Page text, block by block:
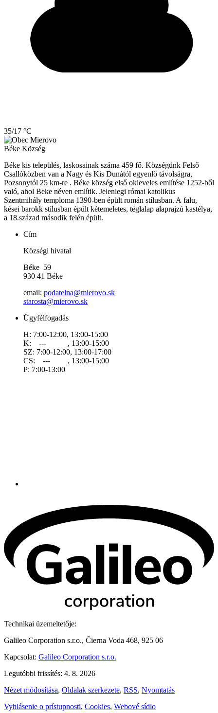
35/17 °C
Béke Község
Béke kis település, laskosainak száma 459 fő. Községünk Felső
Csallóközben van a Nagy és Kis Dunától egyenlő távolságra,
Pozsonytól 25 km-re . Béke község első okleveles említése 1252-ből
való, ahol Beke néven említik. Jelenlegi római katolikus
Szentmihály temploma 1390-ben épült román stílusban. A falu,
kései barokk stílusban épült kétemeletes, téglalap alaprajzú kastélya,
a 18.század második felén épült.
Cím
Községi hivatal
Béke 59
930 41 Béke
email: podatelna@mierovo.sk
starosta@mierovo.sk
Ügyfélfogadás
H: 7:00-12:00, 13:00-15:00
K: --- , 13:00-15:00
SZ: 7:00-12:00, 13:00-17:00
CS: --- , 13:00-15:00
P: 7:00-13:00
Technikai üzemeltetője:
Galileo Corporation s.r.o., Čierna Voda 468, 925 06
Kapcsolat: Galileo Corporation s.r.o.
Legutóbbi frissítés: 4. 8. 2026
Nézet módosítása, Oldalak szerkezete, RSS, Nyomtatás
Vyhlásenie o prístupnosti, Cookies, Webové sídlo